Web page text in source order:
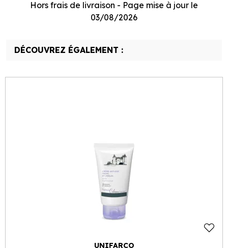
Hors frais de livraison - Page mise à jour le
03/08/2026
DÉCOUVREZ ÉGALEMENT :
UNIFARCO